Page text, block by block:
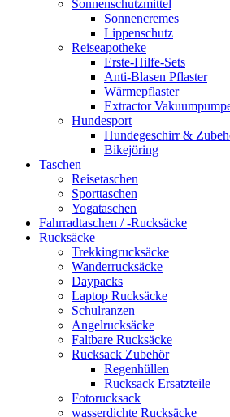
Sonnenschutzmittel
Sonnencremes
Lippenschutz
Reiseapotheke
Erste-Hilfe-Sets
Anti-Blasen Pflaster
Wärmepflaster
Extractor
Hundesport
Hundegeschirr &
Bikejöring
Taschen
Reisetaschen
Sporttaschen
Yogataschen
Fahrradtaschen / -Rucksäcke
Rucksäcke
Trekkingrucksäcke
Wanderrucksäcke
Daypacks
Laptop Rucksäcke
Schulranzen
Angelrucksäcke
Faltbare Rucksäcke
Rucksack Zubehör
Regenhüllen
Rucksack Ersatzteile
Fotorucksack
wasserdichte Rucksäcke